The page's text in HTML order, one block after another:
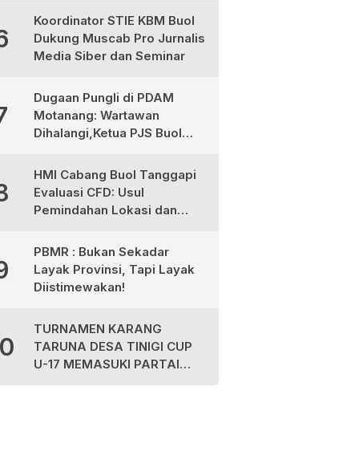
Koordinator STIE KBM Buol
Dukung Muscab Pro Jurnalis
Media Siber dan Seminar
Dugaan Pungli di PDAM
Motanang: Wartawan
Dihalangi,Ketua PJS Buol
Plt Dirut dan Tegakkan UU
Pers
HMI Cabang Buol Tanggapi
Evaluasi CFD: Usul
Pemindahan Lokasi dan
Olahraga
PBMR : Bukan Sekadar
Layak Provinsi, Tapi Layak
Diistimewakan!
TURNAMEN KARANG
TARUNA DESA TINIGI CUP
U-17 MEMASUKI PARTAI